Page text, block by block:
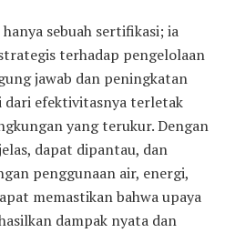
sebuah sertifikasi; ia
terhadap pengelolaan
jawab dan peningkatan
efektivitasnya terletak
yang terukur. Dengan
dapat dipantau, dan
penggunaan air, energi,
memastikan bahwa upaya
dampak nyata dan